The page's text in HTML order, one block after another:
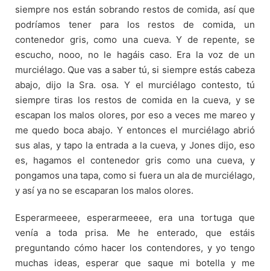
siempre nos están sobrando restos de comida, así que
podríamos tener para los restos de comida, un
contenedor gris, como una cueva. Y de repente, se
escucho, nooo, no le hagáis caso. Era la voz de un
murciélago. Que vas a saber tú, si siempre estás cabeza
abajo, dijo la Sra. osa. Y el murciélago contesto, tú
siempre tiras los restos de comida en la cueva, y se
escapan los malos olores, por eso a veces me mareo y
me quedo boca abajo. Y entonces el murciélago abrió
sus alas, y tapo la entrada a la cueva, y Jones dijo, eso
es, hagamos el contenedor gris como una cueva, y
pongamos una tapa, como si fuera un ala de murciélago,
y así ya no se escaparan los malos olores.
Esperarmeeee, esperarmeeee, era una tortuga que
venía a toda prisa. Me he enterado, que estáis
preguntando cómo hacer los contendores, y yo tengo
muchas ideas, esperar que saque mi botella y me